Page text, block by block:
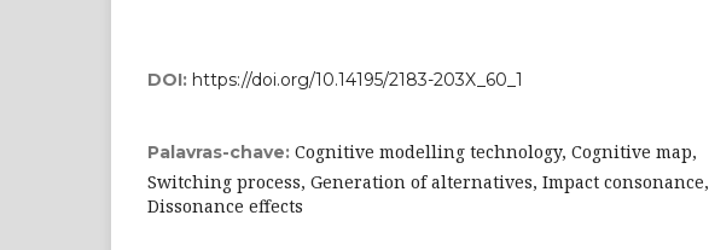
DOI: https://doi.org/10.14195/2183-203X_60_1
Palavras-chave: Cognitive modelling technology, Cognitive map,
Switching process, Generation of alternatives, Impact consonance,
Dissonance effects